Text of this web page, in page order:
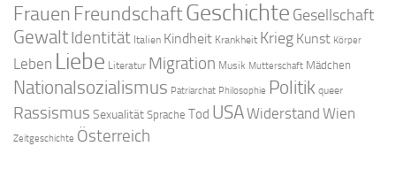
Frauen FreundschaftGeschichte Gesellschaft
GewaltIdentität Italien Kindheit Krankheit Krieg Kunst Körper
Leben Liebe Literatur Migration Musik Mutterschaft Mädchen
Nationalsozialismus Patriarchat Philosophie Politik queer
Rassismus SexualitätSprache Tod USAWiderstand Wien
Zeitgeschichte Österreich